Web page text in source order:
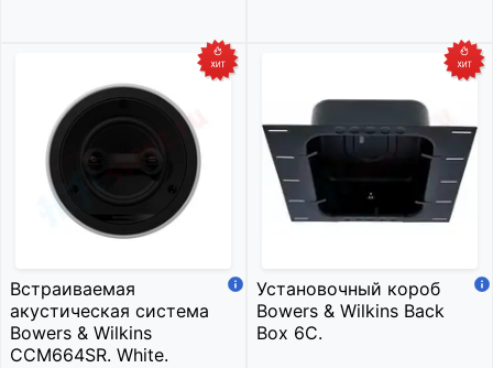
Встраиваемая
акустическая система
Bowers & Wilkins
CCM664SR. White.
Установочный короб
Bowers & Wilkins Back
Box 6C.